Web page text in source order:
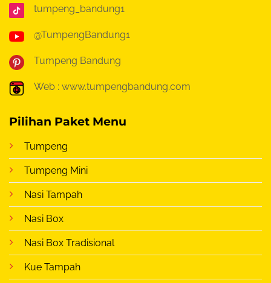
tumpeng_bandung1
@TumpengBandung1
Tumpeng Bandung
Web : www.tumpengbandung.com
Pilihan Paket Menu
Tumpeng
Tumpeng Mini
Nasi Tampah
Nasi Box
Nasi Box Tradisional
Kue Tampah